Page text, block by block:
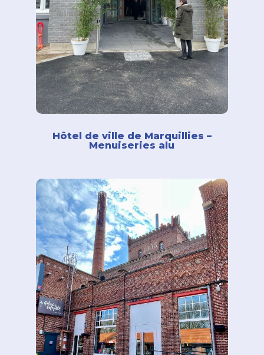
Hôtel de ville de Marquillies –
Menuiseries alu